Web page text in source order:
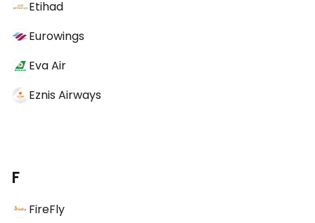
Etihad
Eurowings
Eva Air
Eznis Airways
F
FireFly